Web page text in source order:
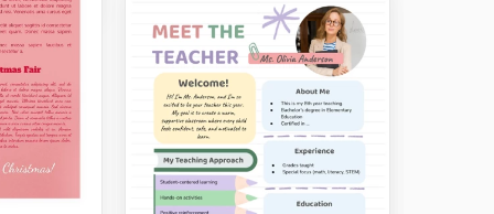
Plantilla de boletín
de
Tiene